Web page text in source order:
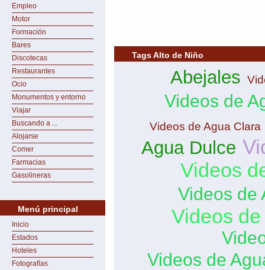
Empleo
Motor
Formación
Bares
Discotecas
Restaurantes
Ocio
Monumentos y entorno
Viajar
Buscando a ...
Alojarse
Comer
Farmacias
Gasolineras
Menú principal
Inicio
Estados
Hoteles
Fotografías
Tags Alto de Niño
Abejales
Videos de
Videos de Agua Clara
Agua Dulce
Videos
Videos de
Videos
Videos de